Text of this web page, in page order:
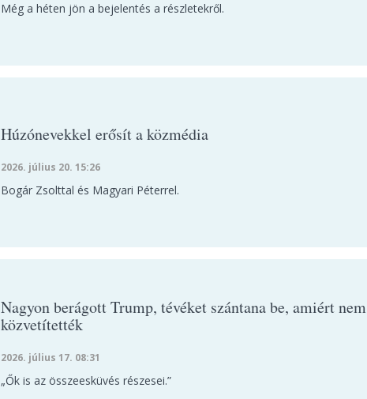
Még a héten jön a bejelentés a részletekről.
Húzónevekkel erősít a közmédia
2026. július 20. 15:26
Bogár Zsolttal és Magyari Péterrel.
Nagyon berágott Trump, tévéket szántana be, amiért nem
közvetítették
2026. július 17. 08:31
„Ők is az összeesküvés részesei.”